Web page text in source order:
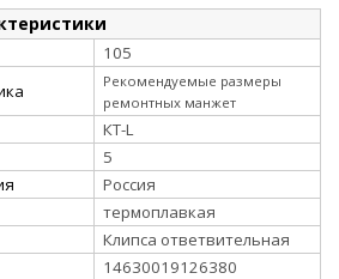
105
Рекомендуемые размеры
ремонтных манжет
КТ-L
5
Россия
термоплавкая
Клипса ответвительная
14630019126380